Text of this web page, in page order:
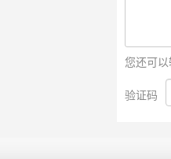
您还可以
验证码